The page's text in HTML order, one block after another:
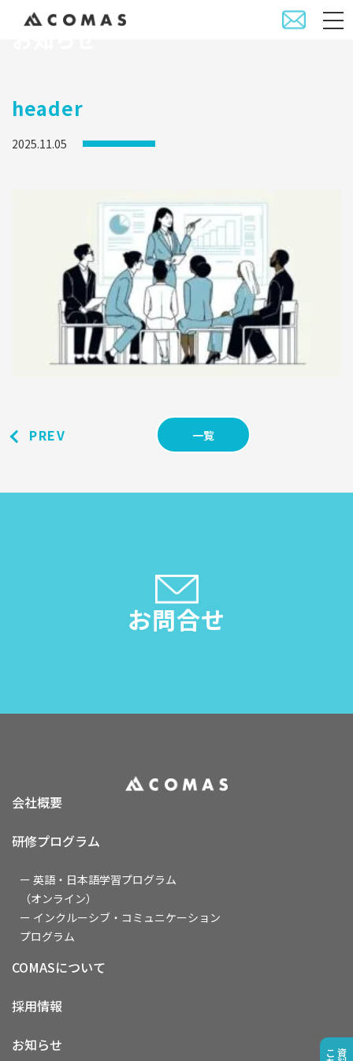
header
2025.11.05
PREV 一覧
お問合せ
会社概要
採用情報
研修プログラム
ー 英語・日本語学習プログラム
（オンライン）
ー インクルーシブ・コミュニケーション
プログラム
お知らせ
COMASについて